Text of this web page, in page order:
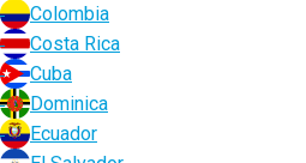
Colombia
Costa Rica
Cuba
Dominica
Ecuador